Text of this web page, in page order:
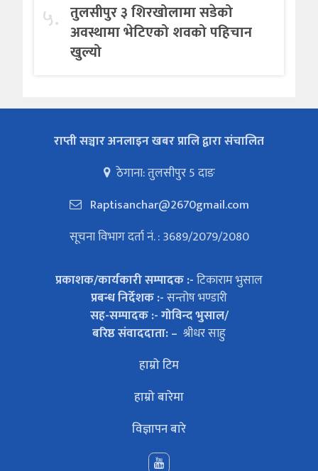
५. तुलसीपुर ३ शिरखोलामा सडेको
अवस्थामा भेटिएको शवको पहिचान
खुल्यो
राप्ती सञ्चार अनलाइन खबर प्रालि द्वारा संचालित
ठेगाना: तुलसीपुर 5 दाङ
Raptisanchar@2670gmail.com
सूचना विभाग दर्ता नं. : 3689/2079/2080
प्रकाशक/कार्यकारी सम्पादक :-टिकाराम भुसाल
प्रबन्ध निर्देशक :-सन्तोष भण्डारी
सह-सम्पादक :- गोविन्द भुसाल/
बरिष्ठ संवाददाता: – श्रीधर साहु
हाम्रो टिम
हाम्रो बारेमा
विज्ञापन बारे